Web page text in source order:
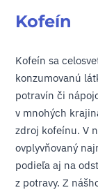
Kofeín
Kofeín sa
konzumovanú
potravín či
v mnohých
zdroj kofeínu. V
ovplyvňovaný
podieľa aj na
z potravy. Z